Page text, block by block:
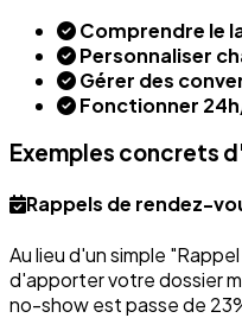
Comprendre le
Personnaliser
Gérer des
Fonctionner
Exemples concrets
Rappels de rendez-
Au lieu d'un simple
d'apporter votre dossier
no-show est passe de